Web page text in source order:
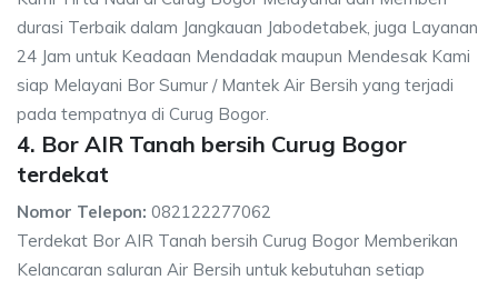
durasi Terbaik dalam Jangkauan Jabodetabek, juga Layanan
24 Jam untuk Keadaan Mendadak maupun Mendesak Kami
siap Melayani Bor Sumur / Mantek Air Bersih yang terjadi
pada tempatnya di Curug Bogor.
4. Bor AIR Tanah bersih Curug Bogor
terdekat
Nomor Telepon: 082122277062
Terdekat Bor AIR Tanah bersih Curug Bogor Memberikan
Kelancaran saluran Air Bersih untuk kebutuhan setiap